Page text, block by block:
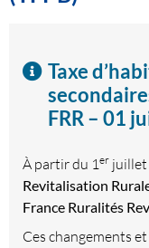
Taxe
FRR – 01
À partir du 1 er juillet
Revitalisation
France Ruralités
Ces changements